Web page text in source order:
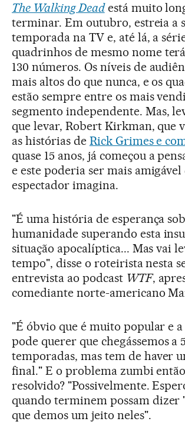
The Walking Deadestá muito
terminar. Em outubro, estreia a
temporada na TV e, até lá, a
quadrinhos de mesmo nome
130 números. Os níveis de
mais altos do que nunca, e os
estão sempre entre os mais
segmento independente. Mas,
que levar, Robert Kirkman, que
as histórias de Rick Grimes e
quase 15 anos, já começou a
e este poderia ser mais amigável
espectador imagina.
"É uma história de esperança
humanidade superando esta
situação apocalíptica... Mas vai
tempo", disse o roteirista nesta
entrevista ao podcast WTF,
comediante norte-americano
"É óbvio que é muito popular e
pode querer que chegássemos a
temporadas, mas tem de haver
final." E o problema zumbi
resolvido? "Possivelmente.
quando terminem possam dizer
que demos um jeito neles".